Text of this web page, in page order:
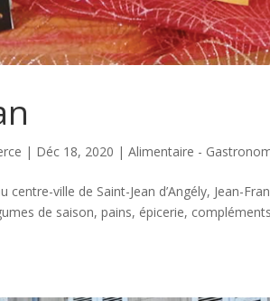
| Déc 18, 2020 |Alimentaire -
centre-ville de Saint-Jean d’Angély, Jean-
de saison, pains, épicerie,